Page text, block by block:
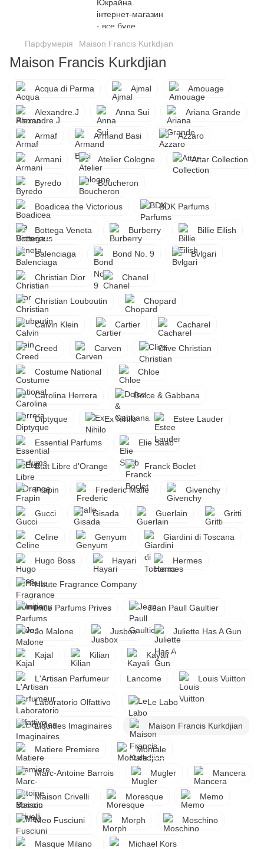
Парфумерія Maison Francis Kurkdjian
Maison Francis Kurkdjian
Acqua di Parma Ajmal Amouage
Alexandre.J Anna Sui Ariana Grande
Armaf Armand Basi Azzaro
Armani Atelier Cologne Attar Collection
Byredo Boucheron
Boadicea the Victorious BDK Parfums
Bottega Veneta Burberry Billie Eilish
Balenciaga Bond No. 9 Bvlgari
Christian Dior Chanel
Christian Louboutin Chopard
Calvin Klein Cartier Cacharel
Creed Carven Clive Christian
Costume National Chloe
Carolina Herrera Dolce & Gabbana
Diptyque Ex Nihilo Estee Lauder
Essential Parfums Elie Saab
Etat Libre d'Orange Franck Boclet
Frapin Frederic Malle Givenchy
Gucci Gisada Guerlain Gritti
Celine Genyum Giardini di Toscana
Hugo Boss Hayari Hermes
Haute Fragrance Company
Initio Parfums Prives Jean Paull Gaultier
Jo Malone Jusbox Juliette Has A Gun
Kajal Kilian Kayali
L'Artisan Parfumeur Lancome Louis Vuitton
Laboratorio Olfattivo Le Labo
Liquides Imaginaires Maison Francis Kurkdjian
Matiere Premiere Montale
Marc-Antoine Barrois Mugler Mancera
Maison Crivelli Moresque Memo
Meo Fusciuni Morph Moschino
Masque Milano Michael Kors